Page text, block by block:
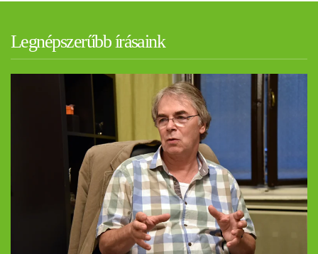
Legnépszerűbb írásaink